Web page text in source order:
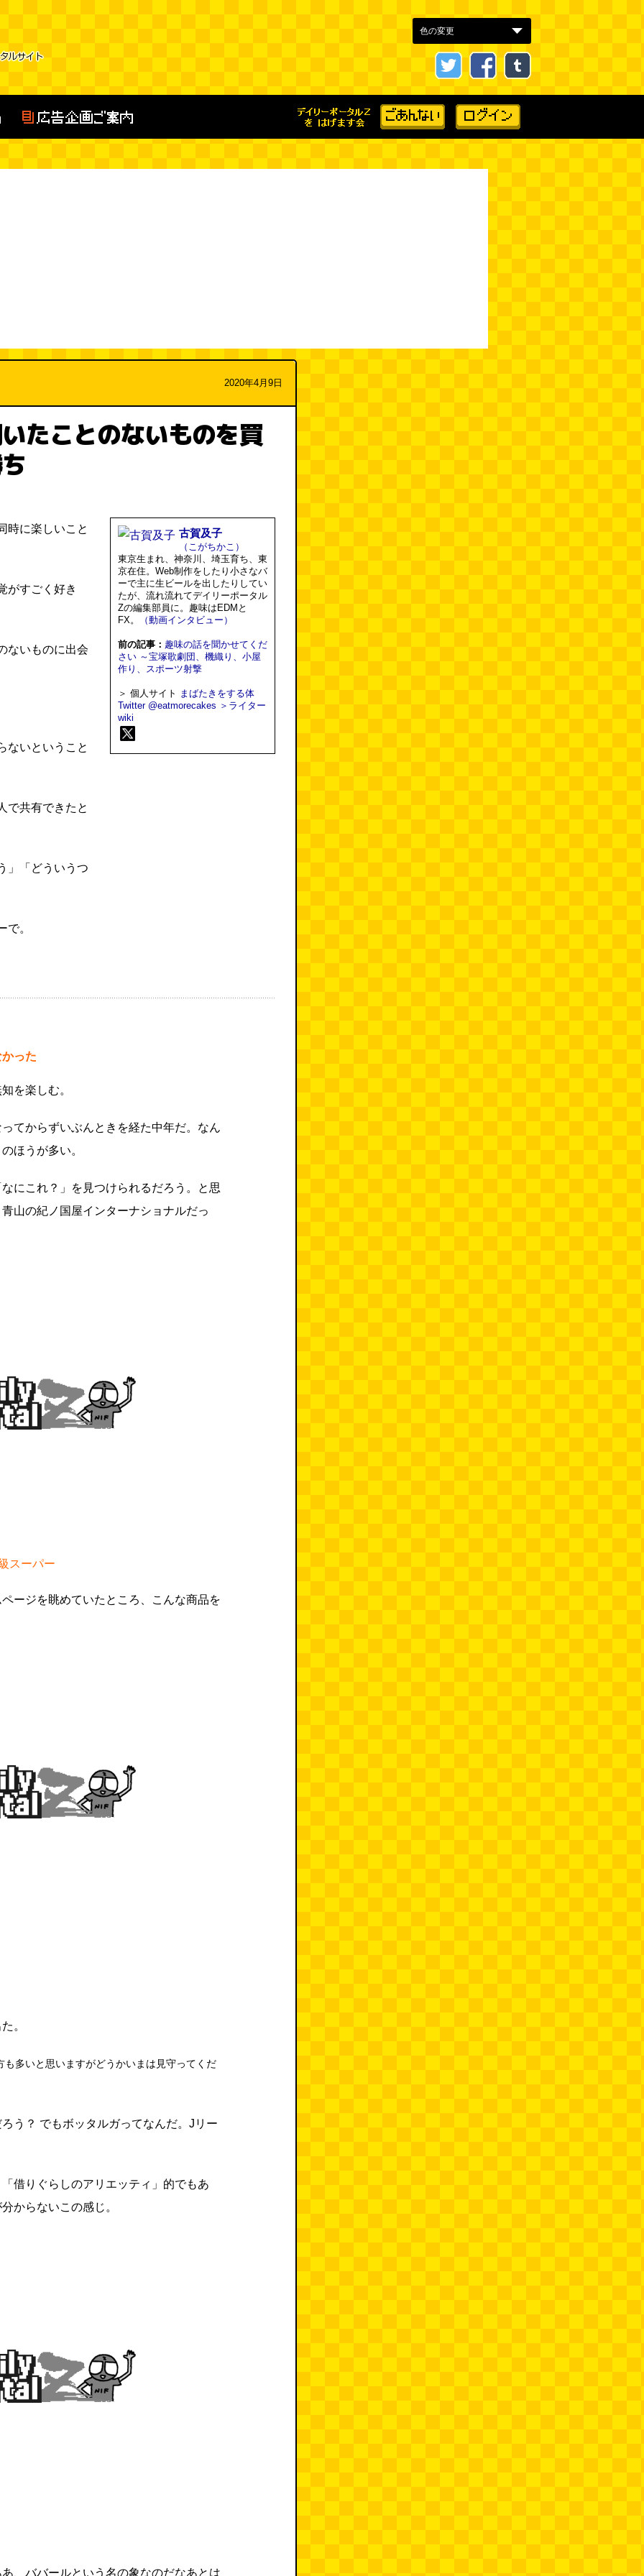
2020年4月9日
たことのないものを買
時に楽しいこと
すごく好き
ないものに出会
ないということ
で共有できたと
」「どういうつ
で。
古賀及子
（こがちかこ）
東京生まれ、神奈川、埼玉育ち、東
京在住。Web制作をしたり小さなバ
ーで主に生ビールを出したりしてい
たが、流れ流れてデイリーポータル
Zの編集部員に。趣味はEDMと
FX。
（動画インタビュー）
前の記事： 趣味の話を聞かせてくだ
さい ～宝塚歌劇団、機織り、小屋
作り、スポーツ射撃
＞ 個人サイト まばたきをする体
Twitter @eatmorecakes ＞ライター
wiki
った
を楽しむ。
てからずいぶんときを経た中年だ。なん
ほうが多い。
にこれ？」を見つけられるだろう。と思
山の紀ノ国屋インターナショナルだっ
スーパー
ージを眺めていたところ、こんな商品を
。
多いと思いますがどうかいまは見守ってくだ
う？ でもボッタルガってなんだ。Jリー
借りぐらしのアリエッティ」的でもあ
からないこの感じ。
、ババールという名の象なのだなあとは